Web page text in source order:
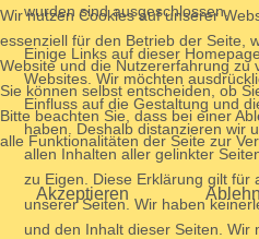
wurden sind ausgeschlossen.
Einige Links auf dieser
Websites. Wir möchten
Einfluss auf die Gestaltung und
haben. Deshalb distanzieren wir
allen Inhalten aller gelinkter
zu Eigen. Diese Erklärung gilt für
unserer Seiten. Wir haben
und den Inhalt dieser Seiten. Wir
Wir nutzen Cookies auf unserer
essenziell für den Betrieb der Seite,
Website und die Nutzererfahrung zu
Sie können selbst entscheiden, ob
Bitte beachten Sie, dass bei einer
alle Funktionalitäten der Seite zur
Akzeptieren